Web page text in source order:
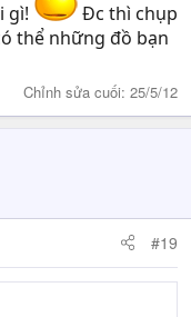
gì!
Đc thì chụp
thể những đồ bạn
Chỉnh sửa cuối: 25/5/12
#19